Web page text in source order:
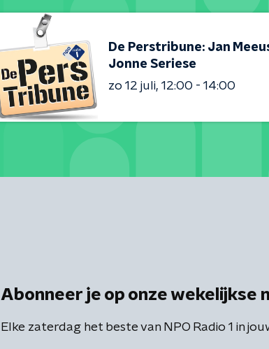
De Perstribune: Jan
Jonne Seriese
zo 12 juli 12:00 - 14:00
Abonneer je op onze wekelijkse
Elke zaterdag het beste van NPO Radio 1 in